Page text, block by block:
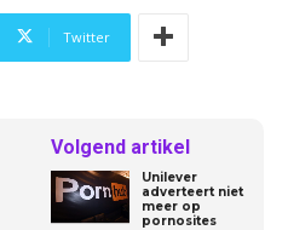
Twitter
Volgend artikel
Unilever
adverteert niet
meer op
pornosites